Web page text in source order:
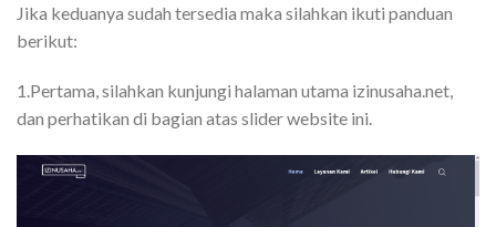
Jika keduanya sudah tersedia maka silahkan ikuti panduan
berikut:
1.Pertama, silahkan kunjungi halaman utama izinusaha.net,
dan perhatikan di bagian atas slider website ini.